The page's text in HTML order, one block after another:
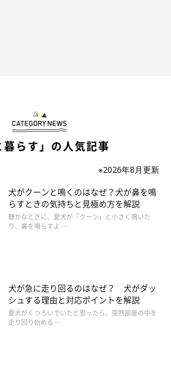
主さんに聞いてみました。
とこちらの手を引き寄せます」
で押してくる」
を、鼻で持ち上げて自分の頭に持って
暮らす」の人気記事
※2026年8月更新
犬がクーンと鳴くのはなぜ？犬が鼻を鳴
らすときの気持ちと見極め方を解説
静かなときに、愛犬が「クーン」と小さく鳴いた
り、鼻を鳴らすよ …
犬が急に走り回るのはなぜ？ 犬がダッ
シュする理由と対応ポイントを解説
愛犬がくつろいでいたと思ったら、突然部屋の中を
走り回り始める …